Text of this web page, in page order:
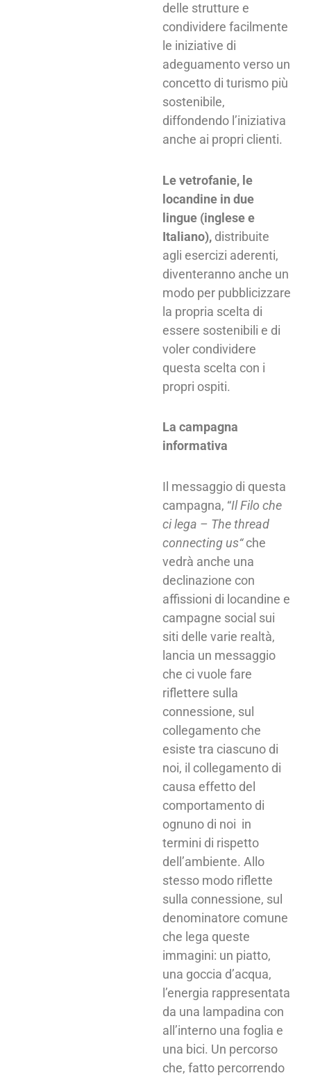
delle strutture e
condividere facilmente
le iniziative di
adeguamento verso un
concetto di turismo più
sostenibile,
diffondendo l’iniziativa
anche ai propri clienti.
Le vetrofanie, le
locandine in due
lingue (inglese e
Italiano), distribuite
agli esercizi aderenti,
diventeranno anche un
modo per pubblicizzare
la propria scelta di
essere sostenibili e di
voler condividere
questa scelta con i
propri ospiti.
La campagna
informativa
Il messaggio di questa
campagna, “Il Filo che
ci lega – The thread
connecting us“che
vedrà anche una
declinazione con
affissioni di locandine e
campagne social sui
siti delle varie realtà,
lancia un messaggio
che ci vuole fare
riflettere sulla
connessione, sul
collegamento che
esiste tra ciascuno di
noi, il collegamento di
causa effetto del
comportamento di
ognuno di noi in
termini di rispetto
dell’ambiente. Allo
stesso modo riflette
sulla connessione, sul
denominatore comune
che lega queste
immagini: un piatto,
una goccia d’acqua,
l’energia rappresentata
da una lampadina con
all’interno una foglia e
una bici. Un percorso
che, fatto percorrendo